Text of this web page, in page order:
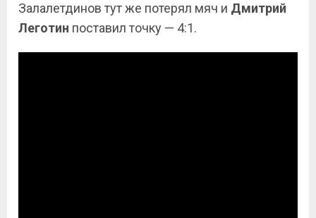
Залалетдинов тут же потерял мяч и Дмитрий
Леготин поставил точку — 4:1.